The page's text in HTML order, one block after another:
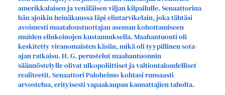
amerikkalaisen ja venäläisen viljan kilpailulle. Senaattorina
hän ajoikin heinäkuussa läpi elintarvikelain, joka tähtäsi
avoimesti maataloustuottajan aseman kohottamiseen
muiden elinkeinojen kustannuksella. Maahantuonti oli
keskitetty viranomaisten käsiin, mikä oli tyypillinen sota-
ajan ratkaisu. H. G. perustelut maahantuonnin
säännöstelylle olivat ulkopoliittiset ja valtiontaloudelliset
realiteetit. Senaattori Paloheimo kohtasi runsaasti
arvostelua, erityisesti vapaakaupan kannattajien taholta.